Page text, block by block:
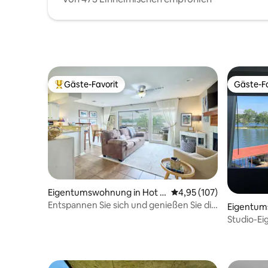
Beliebter Gäste-Favorit.
Gäste-Favorit
Eigentumswohnung in Hot S
prings
Durchschnittliche
4,95 (107)
Entspannen Sie sich und genießen Sie die
Gäste-
Gäste-
nd
Studio-